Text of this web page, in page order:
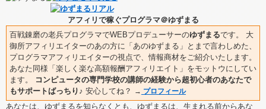
アフィリで稼ぐプログラマ＠ゆずまる
百戦錬磨の老兵プログラマでWEBプロデューサーのゆずまるです。 大
御所アフィリエイターのあの方に「あのゆずまる」とまで言わしめた、
プログラマアフィリエイターの視点で、情報商材をご紹介いたします。
あなた同様「楽しく楽な高額報酬アフィリエイト」をモットウにしてい
ます。
コンピュータの専門学校の講師の経験から超初心者のあなたで
もサポートばっちり♪ 安心してね？ → プロフィール
あなたは、ゆずまるを知らなくとも、ゆずまるは、生まれる前からあな